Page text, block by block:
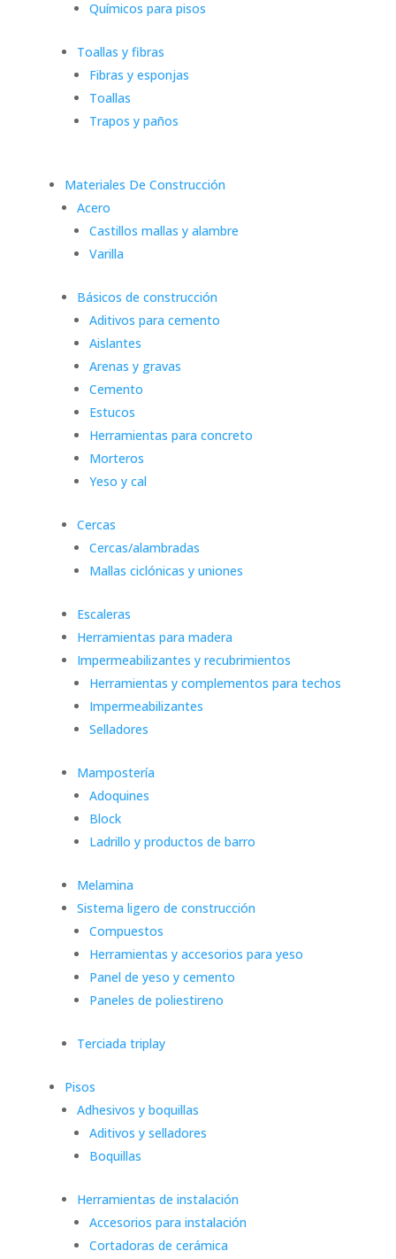
Químicos para pisos
Toallas y fibras
Fibras y esponjas
Toallas
Trapos y paños
Materiales De Construcción
Acero
Castillos mallas y alambre
Varilla
Básicos de construcción
Aditivos para cemento
Aislantes
Arenas y gravas
Cemento
Estucos
Herramientas para concreto
Morteros
Yeso y cal
Cercas
Cercas/alambradas
Mallas ciclónicas y uniones
Escaleras
Herramientas para madera
Impermeabilizantes y recubrimientos
Herramientas y complementos para techos
Impermeabilizantes
Selladores
Mampostería
Adoquines
Block
Ladrillo y productos de barro
Melamina
Sistema ligero de construcción
Compuestos
Herramientas y accesorios para yeso
Panel de yeso y cemento
Paneles de poliestireno
Terciada triplay
Pisos
Adhesivos y boquillas
Aditivos y selladores
Boquillas
Herramientas de instalación
Accesorios para instalación
Cortadoras de cerámica